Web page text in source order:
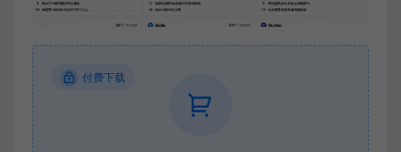
付费下载